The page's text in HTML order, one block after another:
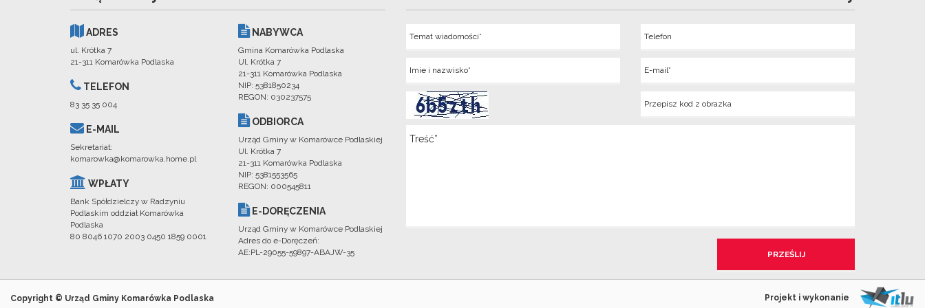
ADRES
ul. Krótka 7
21-311 Komarówka Podlaska
TELEFON
83 35 35 004
E-MAIL
Sekretariat:
komarowka@komarowka.home.pl
WPŁATY
Bank Spółdzielczy w Radzyniu
Podlaskim oddział Komarówka
Podlaska
80 8046 1070 2003 0450 1859 0001
NABYWCA
Gmina Komarówka Podlaska
Ul. Krótka 7
21-311 Komarówka Podlaska
NIP: 5381850234
REGON: 030237575
ODBIORCA
Urząd Gminy w Komarówce Podlaskiej
Ul. Krótka 7
21-311 Komarówka Podlaska
NIP: 5381553565
REGON: 000545811
E-DORĘCZENIA
Urząd Gminy w Komarówce Podlaskiej
Adres do e-Doręczeń:
AE:PL-29055-59897-ABAJW-35
Copyright © Urząd Gminy Komarówka Podlaska Projekt i wykonanie